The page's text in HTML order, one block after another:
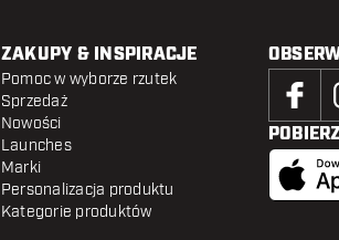
ZAKUPY & INSPIRACJE
Pomoc w wyborze rzutek
Sprzedaż
Nowości
Launches
Marki
Personalizacja produktu
Kategorie produktów